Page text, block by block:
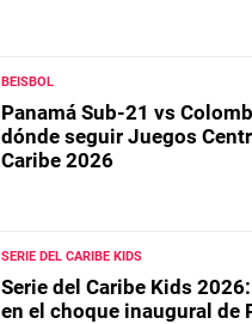
BEISBOL
Panamá Sub-21 vs
dónde seguir Juegos
Caribe 2026
SERIE DEL CARIBE KIDS
Serie del Caribe Kids
en el choque inaugural de